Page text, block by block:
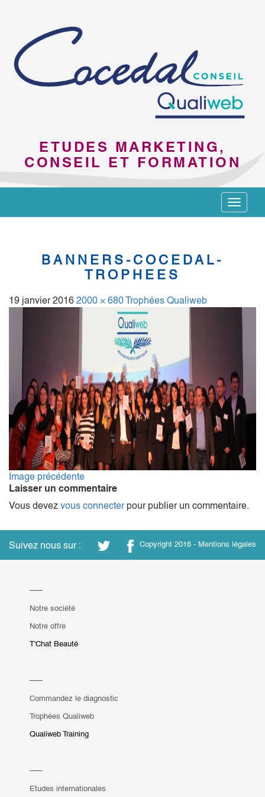
ETUDES MARKETING,
CONSEIL ET FORMATION
Toggle
BANNERS-COCEDAL-
TROPHEES
19 janvier 2016 2000 × 680Trophées Qualiweb
Image précédente
Laisser un commentaire
Vous devez vous connecterpour publier un commentaire.
Suivez nous sur : Copyright 2016 - Mentions légales
Notre société
Notre offre
T'Chat Beauté
Commandez le diagnostic
Trophées Qualiweb
Qualiweb Training
Etudes internationales